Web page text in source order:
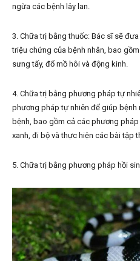
ngừa các bệnh lây lan.
3. Chữa trị bằng thuốc: Bác sĩ sẽ
triệu chứng của bệnh nhân, bao
sưng tấy, đổ mồ hôi và động kinh.
4. Chữa trị bằng phương pháp tự
phương pháp tự nhiên để giúp bệnh
bệnh, bao gồm cả các phương
xanh, đi bộ và thực hiện các bài tập
5. Chữa trị bằng phương pháp hồi